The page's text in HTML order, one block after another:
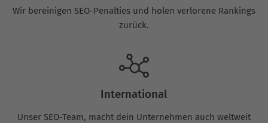
Wir bereinigen SEO-Penalties und holen verlorene Rankings
zurück.
International
Unser SEO-Team, macht dein Unternehmen auch weltweit